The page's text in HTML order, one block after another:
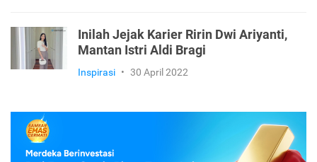
Inilah Jejak Karier Ririn Dwi Ariyanti,
Mantan Istri Aldi Bragi
Inspirasi • 30 April 2022